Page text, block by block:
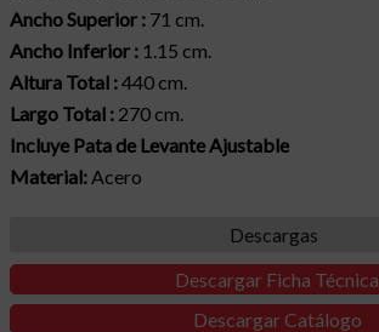
Ancho Superior : 71 cm.
Ancho Inferior : 1.15 cm.
Altura Total :440 cm.
Largo Total : 270 cm.
Incluye Pata de Levante Ajustable
Material: Acero
Descargas
Descargar Ficha Técnica
Descargar Catálogo